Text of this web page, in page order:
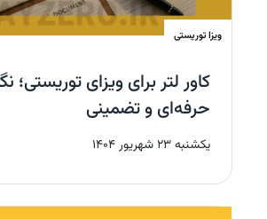
ویزا توریستی
کاور لتر برای ویزای توریستی؛
حرفه‌ای و تضمینی
یکشنبه 23 شهریور 1404